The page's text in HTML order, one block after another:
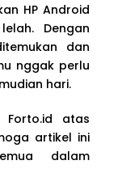
HP Android
Dengan
dan
nggak perlu
hari.
Forto.id atas
artikel ini
dalam